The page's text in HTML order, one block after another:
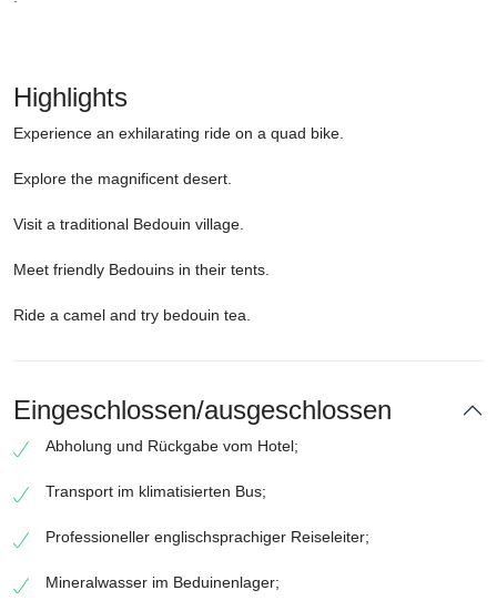
Highlights
Experience an exhilarating ride on a quad bike.
Explore the magnificent desert.
Visit a traditional Bedouin village.
Meet friendly Bedouins in their tents.
Ride a camel and try bedouin tea.
Eingeschlossen/ausgeschlossen
Abholung und Rückgabe vom Hotel;
Transport im klimatisierten Bus;
Professioneller englischsprachiger Reiseleiter;
Mineralwasser im Beduinenlager;